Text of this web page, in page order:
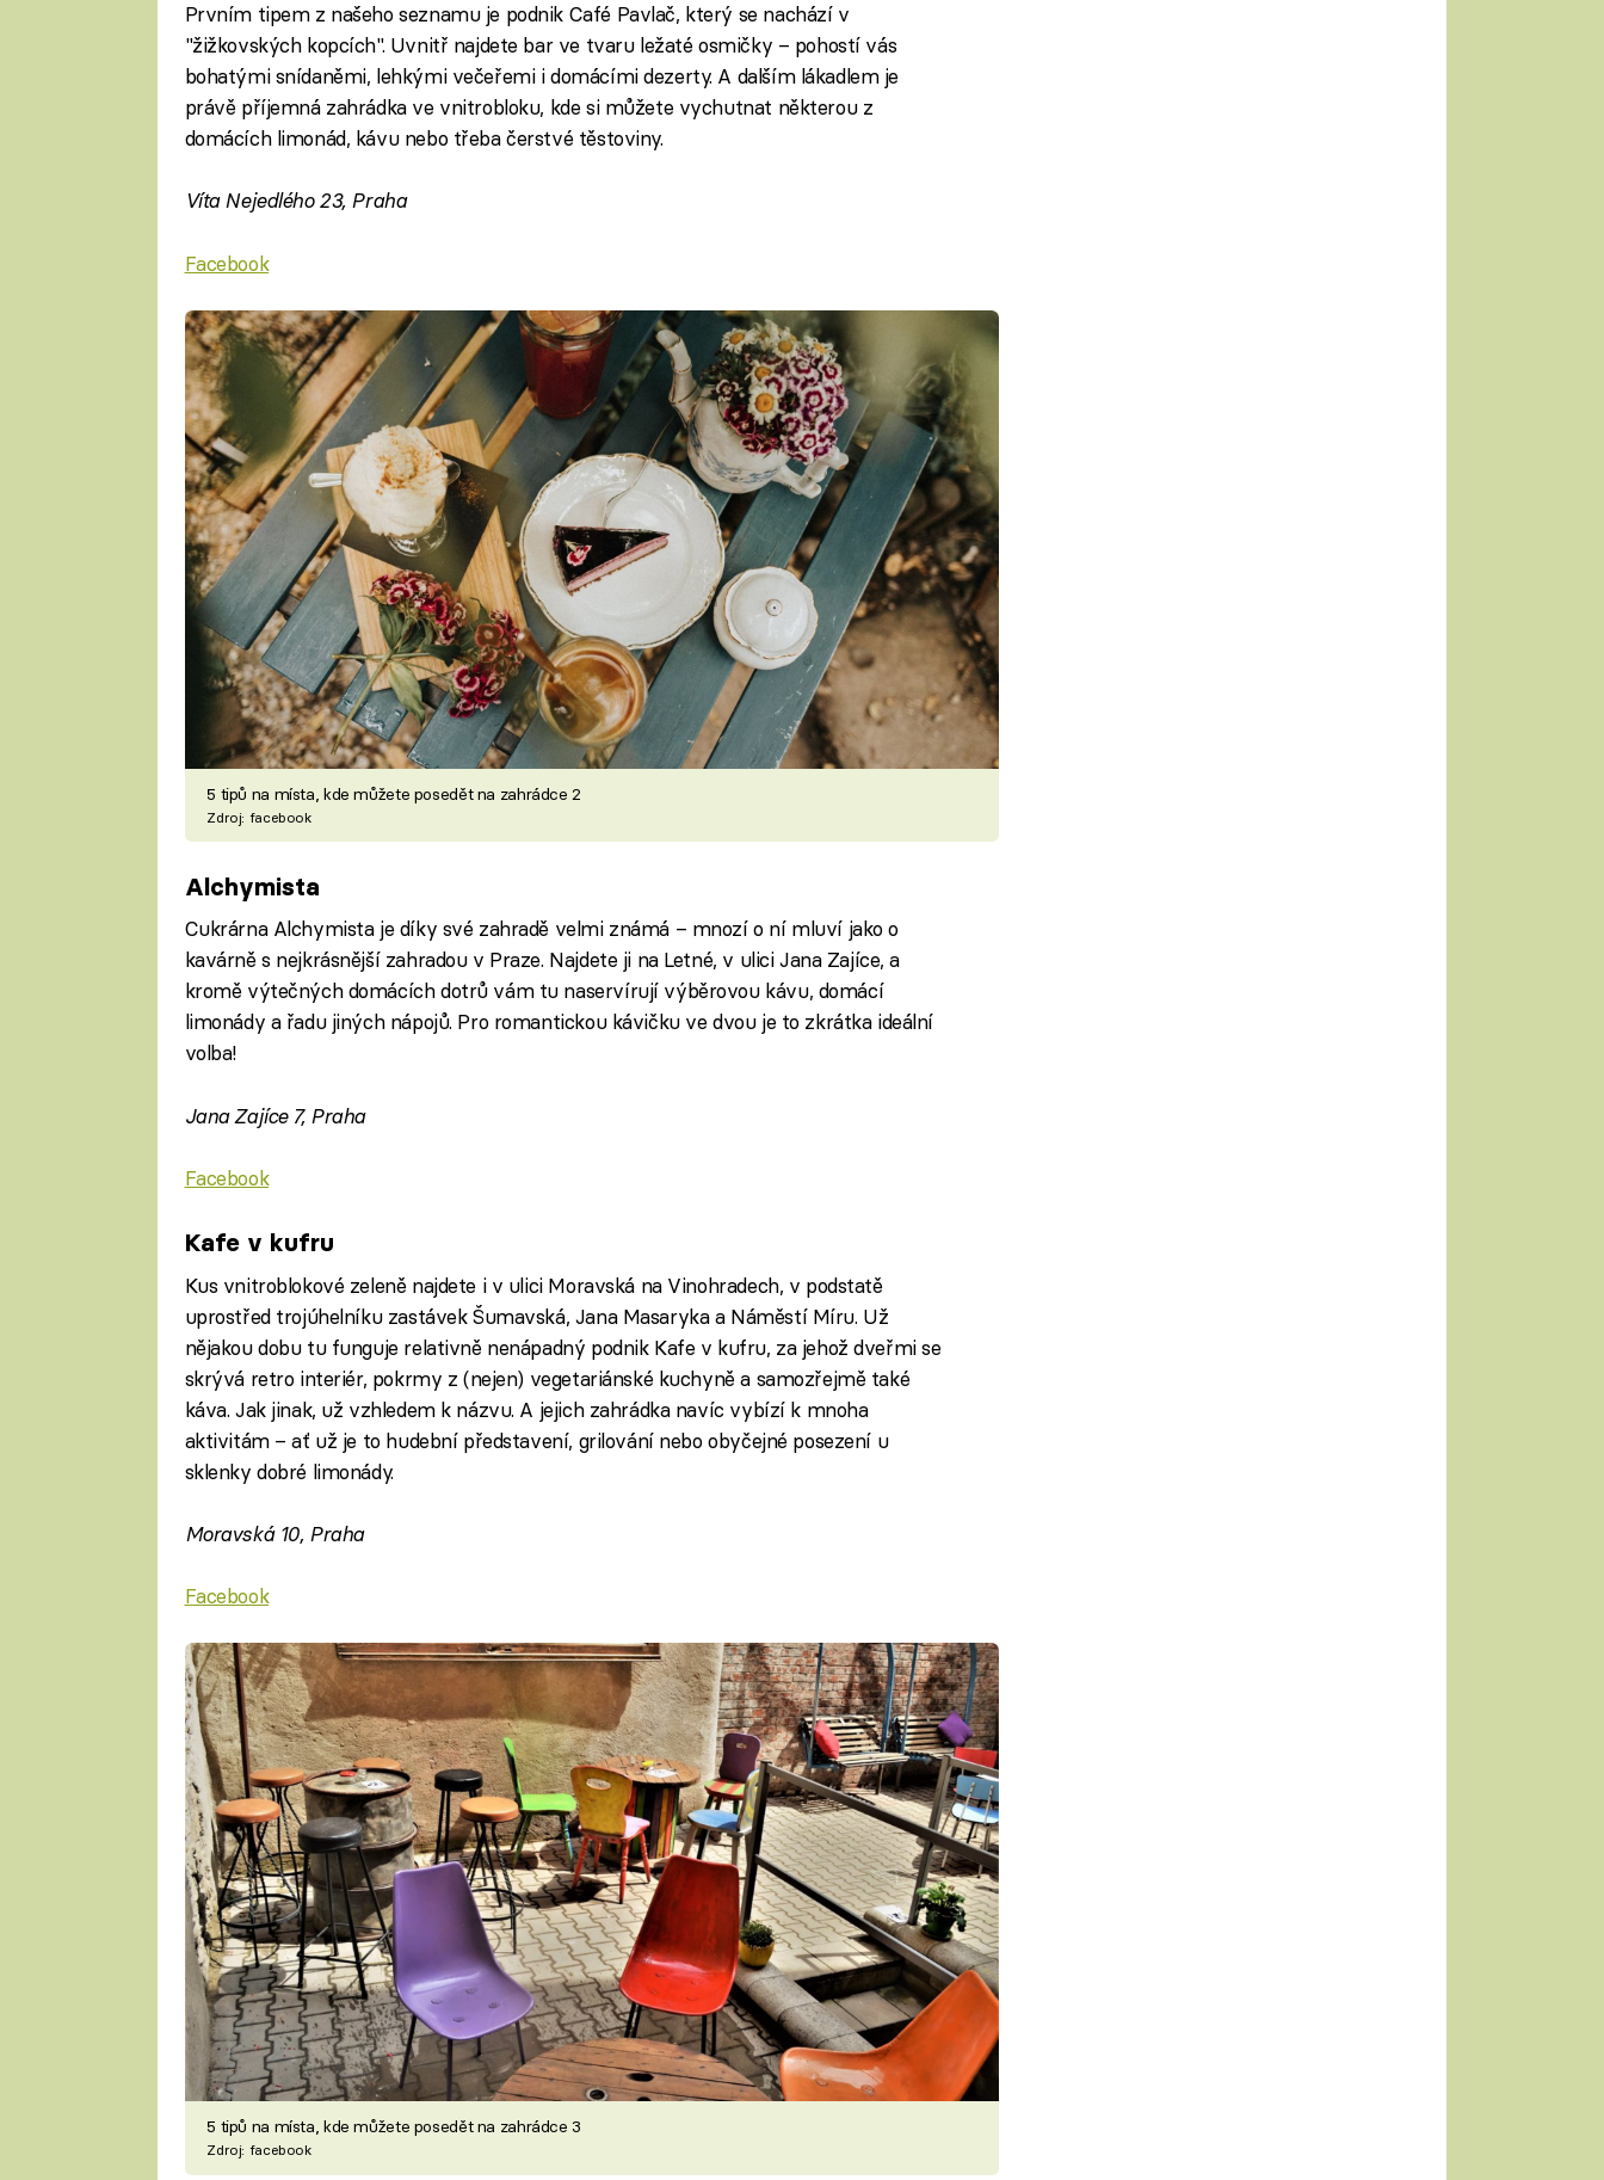
Prvním tipem z našeho seznamu je podnik Café Pavlač, který se nachází v
"žižkovských kopcích". Uvnitř najdete bar ve tvaru ležaté osmičky – pohostí vás
bohatými snídaněmi, lehkými večeřemi i domácími dezerty. A dalším lákadlem je
právě příjemná zahrádka ve vnitrobloku, kde si můžete vychutnat některou z
domácích limonád, kávu nebo třeba čerstvé těstoviny.
Víta Nejedlého 23, Praha
Facebook
5 tipů na místa, kde můžete posedět na zahrádce 2
Zdroj: facebook
Alchymista
Cukrárna Alchymista je díky své zahradě velmi známá – mnozí o ní mluví jako o
kavárně s nejkrásnější zahradou v Praze. Najdete ji na Letné, v ulici Jana Zajíce, a
kromě výtečných domácích dotrů vám tu naservírují výběrovou kávu, domácí
limonády a řadu jiných nápojů. Pro romantickou kávičku ve dvou je to zkrátka ideální
volba!
Jana Zajíce 7, Praha
Facebook
Kafe v kufru
Kus vnitroblokové zeleně najdete i v ulici Moravská na Vinohradech, v podstatě
uprostřed trojúhelníku zastávek Šumavská, Jana Masaryka a Náměstí Míru. Už
nějakou dobu tu funguje relativně nenápadný podnik Kafe v kufru, za jehož dveřmi se
skrývá retro interiér, pokrmy z (nejen) vegetariánské kuchyně a samozřejmě také
káva. Jak jinak, už vzhledem k názvu. A jejich zahrádka navíc vybízí k mnoha
aktivitám – ať už je to hudební představení, grilování nebo obyčejné posezení u
sklenky dobré limonády.
Moravská 10, Praha
Facebook
5 tipů na místa, kde můžete posedět na zahrádce 3
Zdroj: facebook